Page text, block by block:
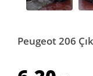
Peugeot 206